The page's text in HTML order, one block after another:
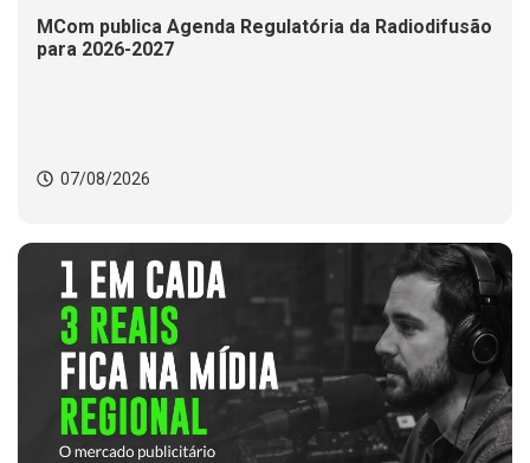
MCom publica Agenda Regulatória da Radiodifusão
para 2026-2027
07/08/2026